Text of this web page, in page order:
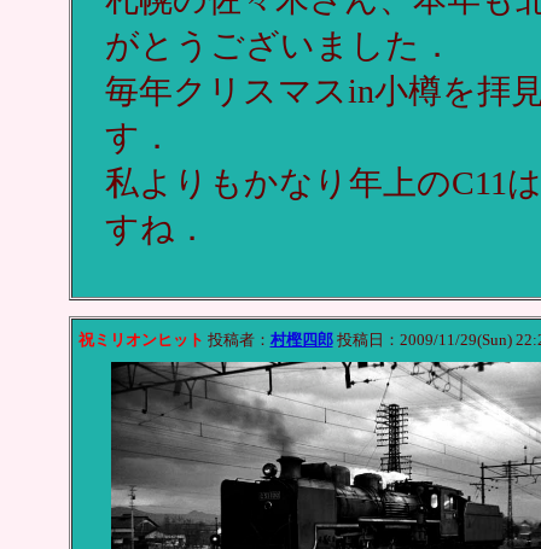
がとうございました．
毎年クリスマスin小樽を拝
す．
私よりもかなり年上のC11
すね．
祝ミリオンヒット 投稿者： 村樫四郎投稿日：2009/11/29(Sun)